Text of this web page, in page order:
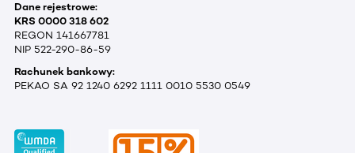
Dane rejestrowe:
KRS 0000 318 602
REGON 141667781
NIP 522-290-86-59
Rachunek bankowy:
PEKAO SA 92 1240 6292 1111 0010 5530 0549